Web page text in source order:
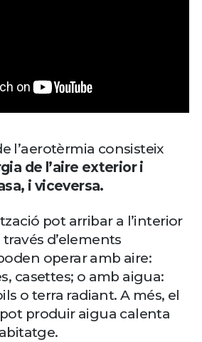
l’aerotèrmia consisteix
de l’aire exterior i
i viceversa.
pot arribar a l’interior
d’elements
operar amb aire:
casettes; o amb aigua:
o terra radiant. A més, el
produir aigua calenta